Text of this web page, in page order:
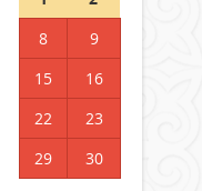
8
9
15
16
22
23
29
30